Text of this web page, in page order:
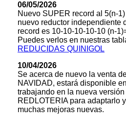
06/05/2026
Nuevo SUPER record al 5(n-
nuevo reductor independiente
record es 10-10-10-10-10 (n-
Puedes verlos en nuestras
REDUCIDAS QUINIGOL
10/04/2026
Se acerca de nuevo la venta
NAVIDAD, estará disponible
trabajando en la nueva
REDLOTERIA para adaptarlo
muchas mejoras nuevas.